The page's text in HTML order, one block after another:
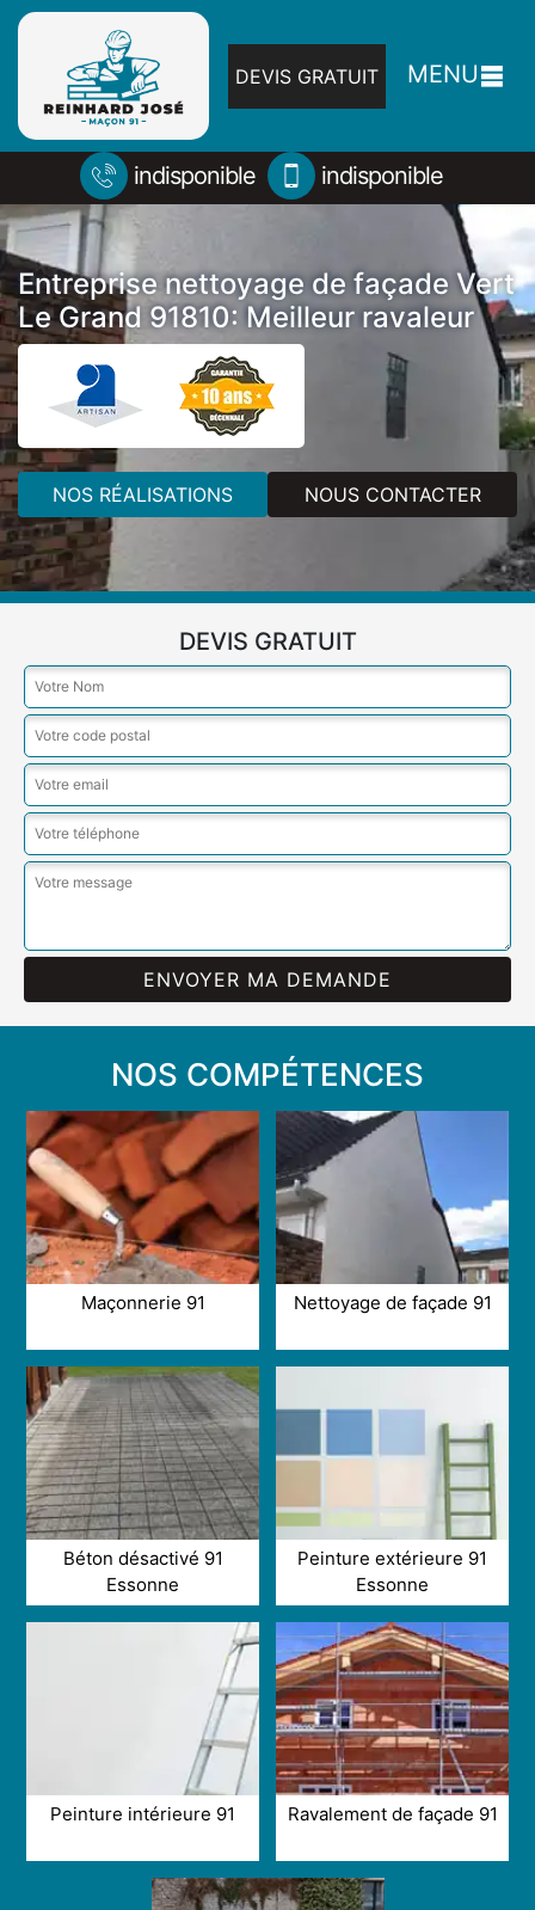
DEVIS GRATUIT MENU
indisponible indisponible
Entreprise nettoyage de façade Vert
Le Grand 91810: Meilleur ravaleur
NOS RÉALISATIONS NOUS CONTACTER
DEVIS GRATUIT
NOS COMPÉTENCES
Maçonnerie 91 Nettoyage de façade 91
Béton désactivé 91
Essonne
Peinture extérieure 91
Essonne
Peinture intérieure 91 Ravalement de façade 91